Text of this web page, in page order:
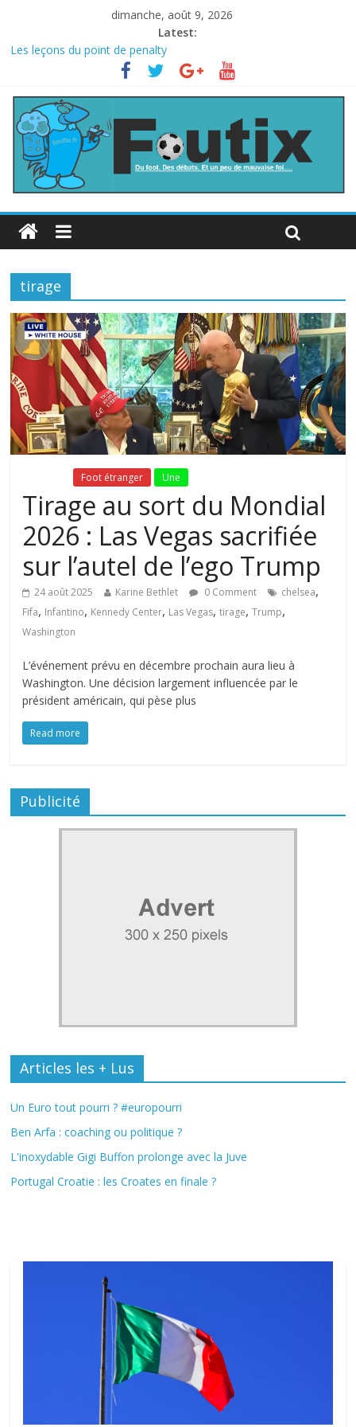
dimanche, août 9, 2026
Latest:
Les leçons du point de penalty
Le football italien retombe dans le chaos
La FIFA veut vendre une part de la Coupe du monde à des fonds
privés, la planète football s’insurge
Les curiosités de la Coupe du monde
L’Inde et la Chine, trop mauvais au football ?
tirage
Foot étranger Une
Tirage au sort du Mondial
2026 : Las Vegas sacrifiée
sur l’autel de l’ego Trump
24 août 2025 Karine Bethlet 0 Comment chelsea,
Fifa, Infantino, Kennedy Center, Las Vegas,tirage,Trump,
Washington
L’événement prévu en décembre prochain aura lieu à
Washington. Une décision largement influencée par le
président américain, qui pèse plus
Read more
Publicité
Articles les + Lus
Un Euro tout pourri ? #europourri
Ben Arfa : coaching ou politique ?
L'inoxydable Gigi Buffon prolonge avec la Juve
Portugal Croatie : les Croates en finale ?